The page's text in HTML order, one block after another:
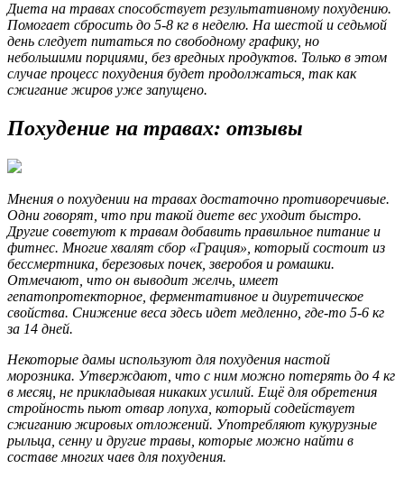
Диета на травах способствует результативному похудению.
Помогает сбросить до 5-8 кг в неделю. На шестой и седьмой
день следует питаться по свободному графику, но
небольшими порциями, без вредных продуктов. Только в этом
случае процесс похудения будет продолжаться, так как
сжигание жиров уже запущено.
Похудение на травах: отзывы
Мнения о похудении на травах достаточно противоречивые.
Одни говорят, что при такой диете вес уходит быстро.
Другие советуют к травам добавить правильное питание и
фитнес. Многие хвалят сбор «Грация», который состоит из
бессмертника, березовых почек, зверобоя и ромашки.
Отмечают, что он выводит желчь, имеет
гепатопротекторное, ферментативное и диуретическое
свойства. Снижение веса здесь идет медленно, где-то 5-6 кг
за 14 дней.
Некоторые дамы используют для похудения настой
морозника. Утверждают, что с ним можно потерять до 4 кг
в месяц, не прикладывая никаких усилий. Ещё для обретения
стройность пьют отвар лопуха, который содействует
сжиганию жировых отложений. Употребляют кукурузные
рыльца, сенну и другие травы, которые можно найти в
составе многих чаев для похудения.